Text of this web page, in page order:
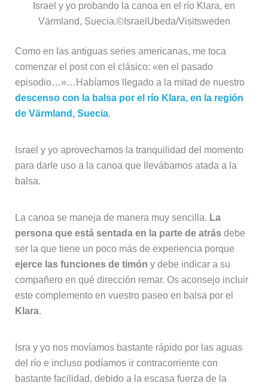
Israel y yo probando la canoa en el río Klara, en
Värmland, Suecia.©IsraelUbeda/Visitsweden
Como en las antiguas series americanas, me toca
comenzar el post con el clásico: «en el pasado
episodio…»…Habíamos llegado a la mitad de nuestro
descenso con la balsa por el río Klara, en la región
de Värmland, Suecia.
Israel y yo aprovechamos la tranquilidad del momento
para darle uso a la canoa que llevábamos atada a la
balsa.
La canoa se maneja de manera muy sencilla. La
persona que está sentada en la parte de atrásdebe
ser la que tiene un poco más de experiencia porque
ejerce las funciones de timón y debe indicar a su
compañero en qué dirección remar. Os aconsejo incluir
este complemento en vuestro paseo en balsa por el
Klara.
Isra y yo nos movíamos bastante rápido por las aguas
del río e incluso podíamos ir contracorriente con
bastante facilidad, debido a la escasa fuerza de la